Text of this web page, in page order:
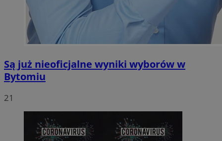
Są już nieoficjalne wyniki wyborów w
Bytomiu
21